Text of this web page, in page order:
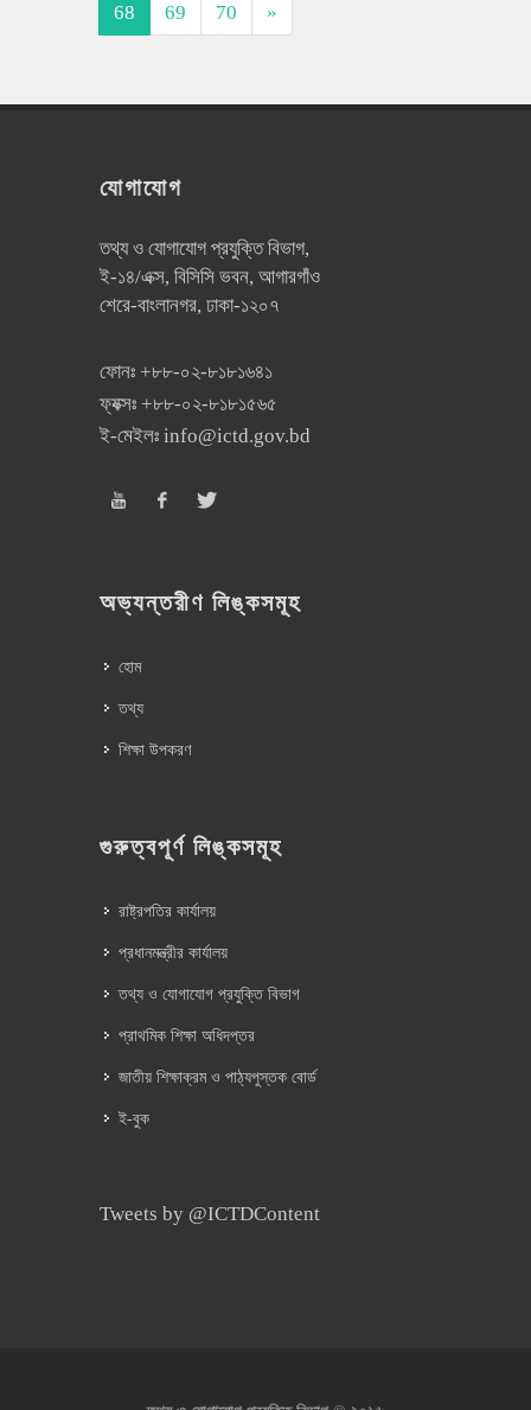
68
69 70 »
যোগাযোগ
তথ্য ও যোগাযোগ প্রযুক্তি বিভাগ,
ই-১৪/এক্স, বিসিসি ভবন, আগারগাঁও
শেরে-বাংলানগর, ঢাকা-১২০৭
ফোনঃ +৮৮-০২-৮১৮১৬৪১
ফ্যক্সঃ +৮৮-০২-৮১৮১৫৬৫
ই-মেইলঃ info@ictd.gov.bd
অভ্যন্তরীণ লিঙ্কসমূহ
হোম
তথ্য
শিক্ষা উপকরণ
গুরুত্বপূর্ণ লিঙ্কসমূহ
রাষ্ট্রপতির কার্যালয়
প্রধানমন্ত্রীর কার্যালয়
তথ্য ও যোগাযোগ প্রযুক্তি বিভাগ
প্রাথমিক শিক্ষা অধিদপ্তর
জাতীয় শিক্ষাক্রম ও পাঠ্যপুস্তক বোর্ড
ই-বুক
Tweets by @ICTDContent